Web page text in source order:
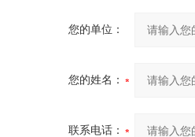
您的单位：
您的姓名：
联系电话：